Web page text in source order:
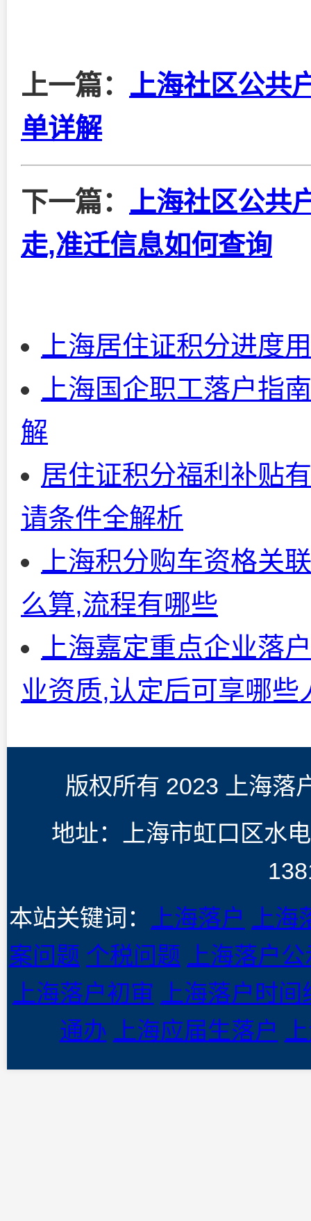
上一篇： 上海社区公共
单详解
下一篇： 上海社区公共
走,准迁信息如何查询
上海居住证积分进度
上海国企职工落户指
解
居住证积分福利补贴
请条件全解析
上海积分购车资格关
么算,流程有哪些
上海嘉定重点企业落
业资质,认定后可享哪
版权所有 2023 上海落
地址：上海市虹口区水
本站关键词：
上海落户
上
案问题 个税问题
上海落户
上海落户初审
上海落户时间
通办
上海应届生落户